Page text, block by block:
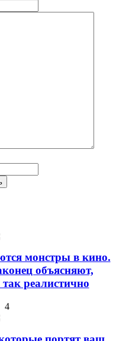
монстры в кино.
объясняют,
реалистично
4